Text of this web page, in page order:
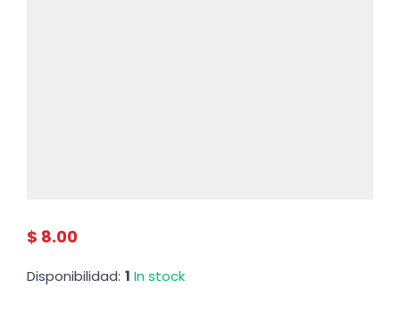
$ 8.00
Disponibilidad: 1 In stock